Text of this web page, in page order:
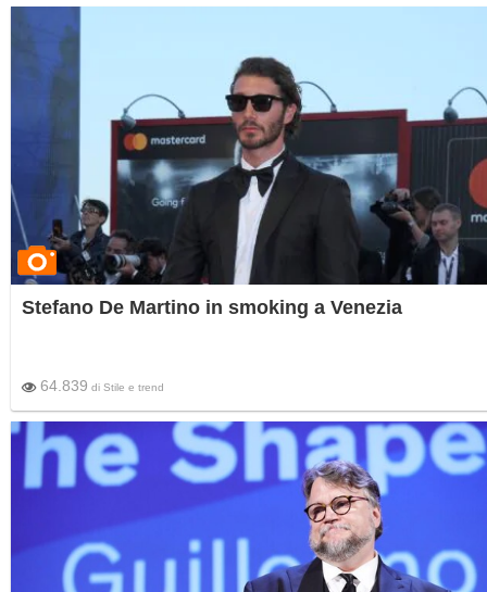
smoking firmato Gucci per calcare il red carpet.
Stefano De Martino in smoking a Venezia
64.839 di Stile e trend